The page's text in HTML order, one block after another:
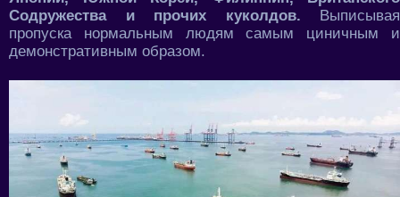
Содружества и прочих куколдов. Выписывая
пропуска нормальным людям самым циничным и
демонстративным образом.